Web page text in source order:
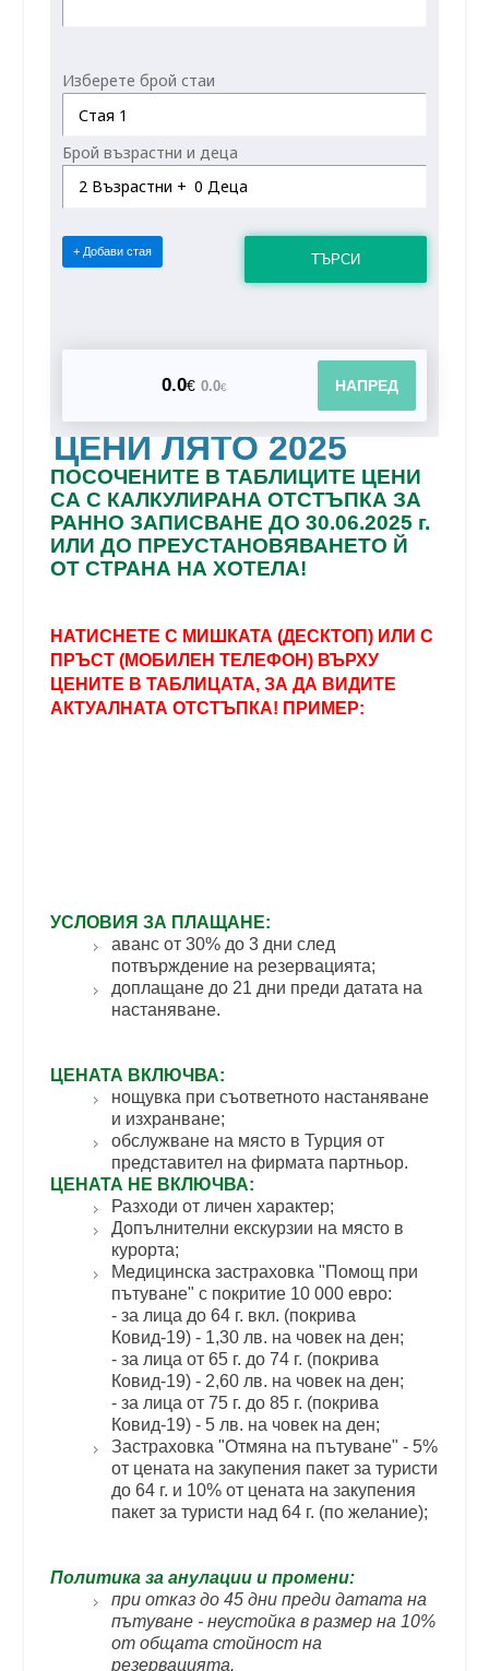
Изберете брой стаи
Стая 1
Брой възрастни и деца
2 Възрастни + 0 Деца
+ Добави стая ТЪРСИ
0.0€ 0.0€ НАПРЕД
ЦЕНИ ЛЯТО 2025
ПОСОЧЕНИТЕ В ТАБЛИЦИТЕ ЦЕНИ
СА С КАЛКУЛИРАНА ОТСТЪПКА ЗА
РАННО ЗАПИСВАНЕДО 30.06.2025 г.
ИЛИ ДО ПРЕУСТАНОВЯВАНЕТО Й
ОТ СТРАНА НА ХОТЕЛА!
НАТИСНЕТЕ С МИШКАТА (ДЕСКТОП) ИЛИ С
ПРЪСТ (МОБИЛЕН ТЕЛЕФОН) ВЪРХУ
ЦЕНИТЕ В ТАБЛИЦАТА, ЗА ДА ВИДИТЕ
АКТУАЛНАТА ОТСТЪПКА! ПРИМЕР:
УСЛОВИЯ ЗА ПЛАЩАНЕ:
аванс от 30% до 3 дни след
потвърждение на резервацията;
доплащане до 21 дни преди датата на
настаняване.
ЦЕНАТА ВКЛЮЧВА:
нощувка при съответното настаняване
и изхранване;
обслужване на място в Турция от
представител на фирмата партньор.
ЦЕНАТА НЕ ВКЛЮЧВА:
Разходи от личен характер;
Допълнителни екскурзии на място в
курорта;
Медицинска застраховка "Помощ при
пътуване" с покритие 10 000 еврo:
- за лица до 64 г. вкл. (покрива
Ковид-19) - 1,30 лв. на човек на ден;
- за лица от 65 г. до 74 г. (покрива
Ковид-19) - 2,60 лв. на човек на ден;
- за лица от 75 г. до 85 г. (покрива
Ковид-19) - 5 лв. на човек на ден;
Застраховка "Отмяна на пътуване" - 5%
от цената на закупения пакет за туристи
до 64 г. и 10% от цената на закупения
пакет за туристи над 64 г. (по желание);
Политика за анулации и промени:
при отказ до 45 дни преди датата на
пътуване - неустойка в размер на 10%
от общата стойност на
резервацията.